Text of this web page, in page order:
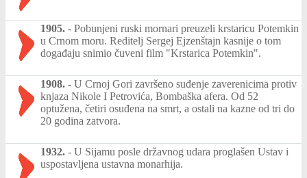
1905. - Pobunjeni ruski mornari preuzeli krstaricu Potemkin
u Crnom moru. Reditelj Sergej Ejzenštajn kasnije o tom
događaju snimio čuveni film "Krstarica Potemkin".
1908. - U Crnoj Gori završeno suđenje zaverenicima protiv
knjaza Nikole I Petrovića, Bombaška afera. Od 52
optužena, četiri osuđena na smrt, a ostali na kazne od tri do
20 godina zatvora.
1932. - U Sijamu posle državnog udara proglašen Ustav i
uspostavljena ustavna monarhija.